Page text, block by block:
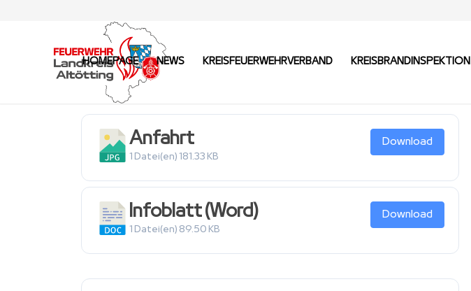
HOMEPAGE NEWS KREISFEUERWEHRVERBAND KREISBRANDINSPEKTION
Anfahrt
1 Datei(en)181.33 KB
Download
Infoblatt (Word)
1 Datei(en) 89.50 KB
Download